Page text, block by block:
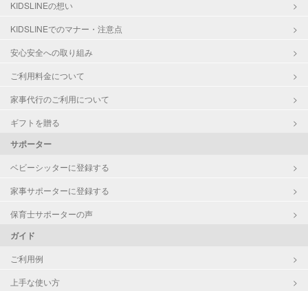
KIDSLINEの想い
KIDSLINEでのマナー・注意点
安心安全への取り組み
ご利用料金について
家事代行のご利用について
ギフトを贈る
サポーター
ベビーシッターに登録する
家事サポーターに登録する
保育士サポーターの声
ガイド
ご利用例
上手な使い方